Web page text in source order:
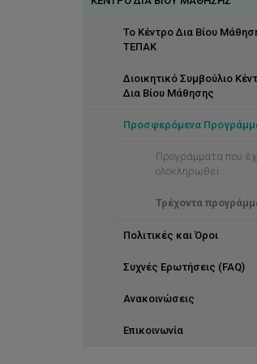
Το Κέντρο Δια Βίου
ΤΕΠΑΚ
Διοικητικό Συμβούλιο
Δια Βίου Μάθησης
Προσφερόμενα
Προγράμματα που
ολοκληρωθεί
Τρέχοντα
Πολιτικές και Όροι
Συχνές Ερωτήσεις (FAQ)
Ανακοινώσεις
Επικοινωνία